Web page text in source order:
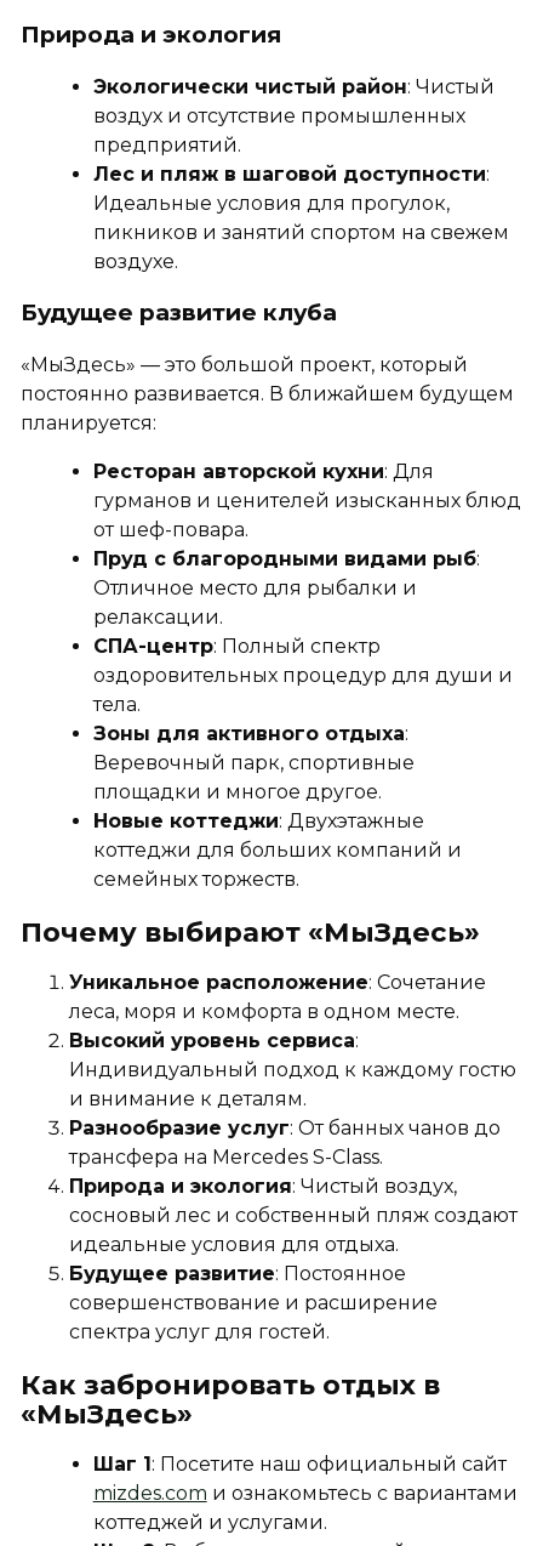
Природа и экология
Экологически чистый район: Чистый
воздух и отсутствие промышленных
предприятий.
Лес и пляж в шаговой доступности:
Идеальные условия для прогулок,
пикников и занятий спортом на свежем
воздухе.
Будущее развитие клуба
«МыЗдесь» — это большой проект, который
постоянно развивается. В ближайшем будущем
планируется:
Ресторан авторской кухни: Для
гурманов и ценителей изысканных блюд
от шеф-повара.
Пруд с благородными видами рыб:
Отличное место для рыбалки и
релаксации.
СПА-центр: Полный спектр
оздоровительных процедур для души и
тела.
Зоны для активного отдыха:
Веревочный парк, спортивные
площадки и многое другое.
Новые коттеджи: Двухэтажные
коттеджи для больших компаний и
семейных торжеств.
Почему выбирают «МыЗдесь»
Уникальное расположение: Сочетание
леса, моря и комфорта в одном месте.
Высокий уровень сервиса:
Индивидуальный подход к каждому гостю
и внимание к деталям.
Разнообразие услуг: От банных чанов до
трансфера на Mercedes S-Class.
Природа и экология: Чистый воздух,
сосновый лес и собственный пляж создают
идеальные условия для отдыха.
Будущее развитие: Постоянное
совершенствование и расширение
спектра услуг для гостей.
Как забронировать отдых в
«МыЗдесь»
Шаг 1 : Посетите наш официальный сайт
mizdes.com и ознакомьтесь с вариантами
коттеджей и услугами.